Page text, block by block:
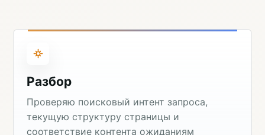
Разбор
Проверяю поисковый интент запроса,
текущую структуру страницы и
соответствие контента ожиданиям